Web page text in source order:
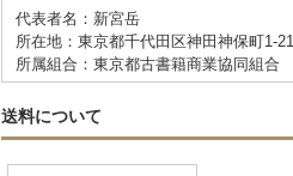
代表者名：新宮岳
所在地：東京都千代田区神田神保町1-21
所属組合：東京都古書籍商業協同組合
送料について